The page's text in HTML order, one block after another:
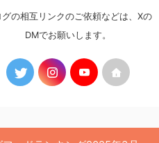
グの相互リンクのご依頼などは、Xの
DMでお願いします。